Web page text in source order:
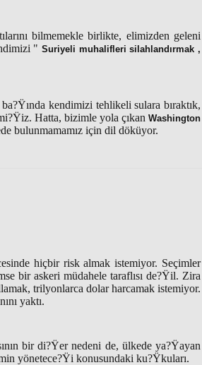
bilmemekle birlikte, elimizden geleni
" Suriyeli muhalifleri silahlandırmak ,
ba?Ÿında kendimizi tehlikeli sulara bıraktık,
Hatta, bizimle yola çıkan Washington
bulunmamamız için dil döküyor.
hiçbir risk almak istemiyor. Seçimler
bir askeri müdahele taraflısı de?Ÿil. Zira
trilyonlarca dolar harcamak istemiyor.
yaktı.
bir di?Ÿer nedeni de, ülkede ya?Ÿayan
yönetece?Ÿi konusundaki ku?Ÿkuları.